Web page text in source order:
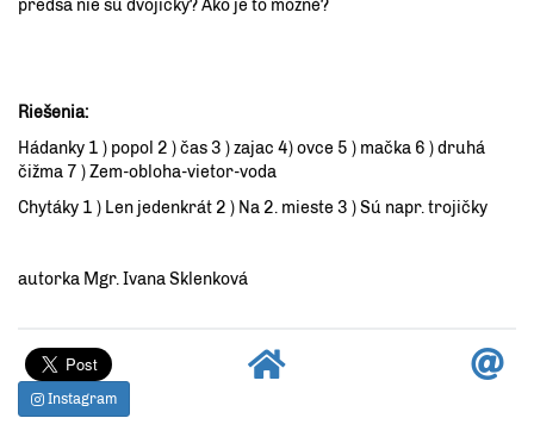
predsa nie sú dvojičky? Ako je to možné?
Riešenia:
Hádanky 1 ) popol 2 ) čas 3 ) zajac 4) ovce 5 ) mačka 6 ) druhá
čižma 7 ) Zem-obloha-vietor-voda
Chytáky 1 ) Len jedenkrát 2 ) Na 2. mieste 3 ) Sú napr. trojičky
autorka Mgr. Ivana Sklenková
Instagram